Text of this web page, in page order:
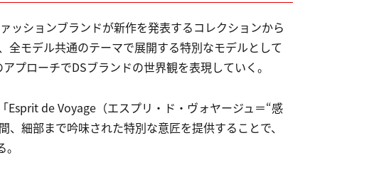
ッションブランドが新作を発表するコレクションから
全モデル共通のテーマで展開する特別なモデルとして
プローチでDSブランドの世界観を表現していく。
Esprit de Voyage（エスプリ・ド・ヴォヤージュ＝“感
細部まで吟味された特別な意匠を提供することで、